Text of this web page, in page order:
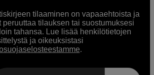
tilaaminen on vapaaehtoista ja
peruuttaa tilauksen tai suostumuksesi
tahansa. Lue lisää henkilötietojen
ja oikeuksistasi
.